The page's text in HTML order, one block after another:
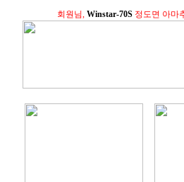
회원님, Winstar-70S 정도면 아마